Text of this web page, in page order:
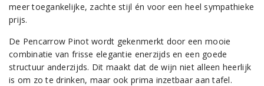
meer toegankelijke, zachte stijl én voor een heel sympathieke
prijs.
De Pencarrow Pinot wordt gekenmerkt door een mooie
combinatie van frisse elegantie enerzijds en een goede
structuur anderzijds. Dit maakt dat de wijn niet alleen heerlijk
is om zo te drinken, maar ook prima inzetbaar aan tafel.